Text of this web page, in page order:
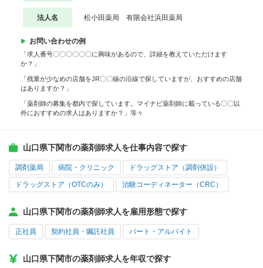
法人名 松小田薬局 有限会社浜田薬局
お問い合わせの例
「求人番号〇〇〇〇〇〇に興味があるので、詳細を教えていただけます
か？」
「残業が少なめの店舗をJR〇〇線の沿線で探していますが、おすすめの店舗
はありますか？」
「薬剤師の募集を都内で探しています。マイナビ薬剤師に載っている〇〇以
外におすすめの求人はありますか？」等々
山口県下関市の薬剤師求人を仕事内容で探す
調剤薬局 病院・クリニック ドラッグストア（調剤併設）
ドラッグストア（OTCのみ） 治験コーディネーター（CRC）
山口県下関市の薬剤師求人を雇用形態で探す
正社員 契約社員・嘱託社員 パート・アルバイト
山口県下関市の薬剤師求人を年収で探す